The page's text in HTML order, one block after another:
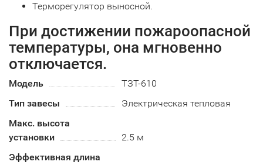
Терморегулятор выносной.
При достижении пожароопасной
температуры, она мгновенно
отключается.
Модель
TЗT-610
Тип завесы
Электрическая тепловая
Макс. высота
установки
2.5 м
Эффективная длина